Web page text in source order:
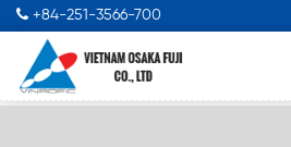
+84-251-3566-700